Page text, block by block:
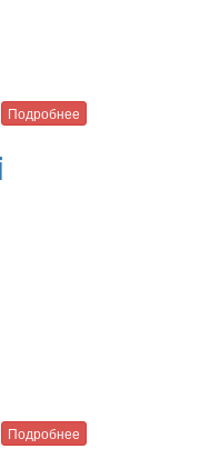
Подробнее
Подробнее